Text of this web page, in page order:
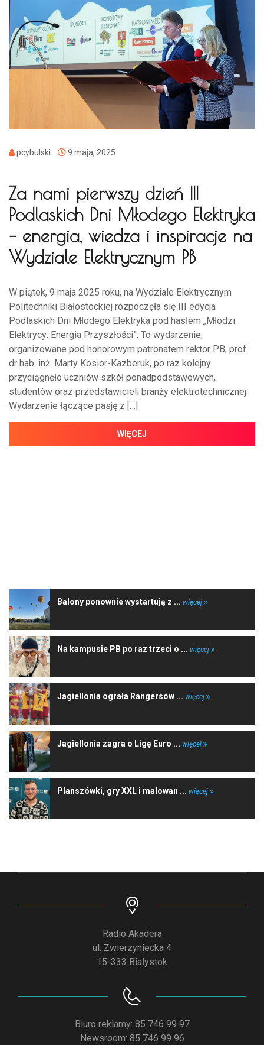
pcybulski 9 maja, 2025
Za nami pierwszy dzień III
Podlaskich Dni Młodego Elektryka
– energia, wiedza i inspiracje na
Wydziale Elektrycznym PB
W piątek, 9 maja 2025 roku, na Wydziale Elektrycznym
Politechniki Białostockiej rozpoczęła się III edycja
Podlaskich Dni Młodego Elektryka pod hasłem „Młodzi
Elektrycy: Energia Przyszłości”. To wydarzenie,
organizowane pod honorowym patronatem rektor PB, prof.
dr hab. inż. Marty Kosior-Kazberuk, po raz kolejny
przyciągnęło uczniów szkół ponadpodstawowych,
studentów oraz przedstawicieli branży elektrotechnicznej.
Wydarzenie łączące pasję z […]
WIĘCEJ
Balony ponownie wystartują z ... więcej
Na kampusie PB po raz trzeci o ... więcej
Jagiellonia ograła Rangersów ... więcej
Jagiellonia zagra o Ligę Euro ... więcej
Planszówki, gry XXL i malowan ... więcej
Radio Akadera
ul. Zwierzyniecka 4
15-333 Białystok
Biuro reklamy: 85 746 99 97
Newsroom: 85 746 99 96